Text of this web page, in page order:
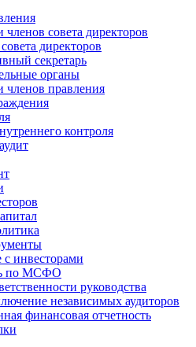
членов совета директоров
директоров
секретарь
органы
членов правления
контроля
с инвеcторами
по МСФО
руководства
независимых аудиторов
финансовая отчетность